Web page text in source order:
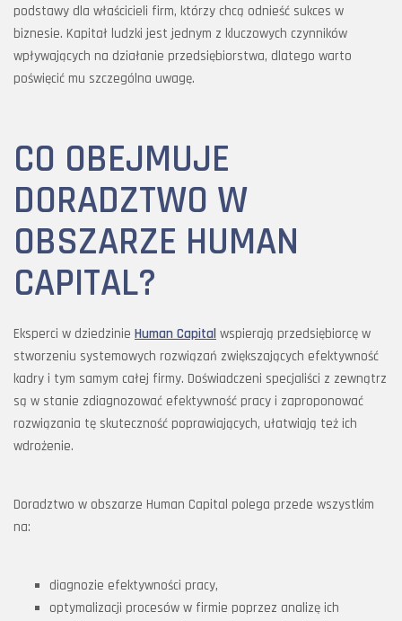
podstawy dla właścicieli firm, którzy chcą odnieść sukces w
biznesie. Kapitał ludzki jest jednym z kluczowych czynników
wpływających na działanie przedsiębiorstwa, dlatego warto
poświęcić mu szczególna uwagę.
CO OBEJMUJE
DORADZTWO W
OBSZARZE HUMAN
CAPITAL?
Eksperci w dziedzinie Human Capital wspierają przedsiębiorcę w
stworzeniu systemowych rozwiązań zwiększających efektywność
kadry i tym samym całej firmy. Doświadczeni specjaliści z zewnątrz
są w stanie zdiagnozować efektywność pracy i zaproponować
rozwiązania tę skuteczność poprawiających, ułatwiają też ich
wdrożenie.
Doradztwo w obszarze Human Capital polega przede wszystkim
na:
diagnozie efektywności pracy,
optymalizacji procesów w firmie poprzez analizę ich